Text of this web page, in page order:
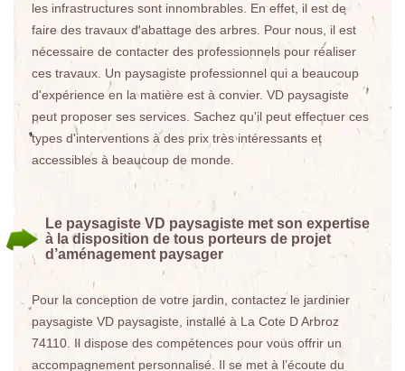
les infrastructures sont innombrables. En effet, il est de
faire des travaux d'abattage des arbres. Pour nous, il est
nécessaire de contacter des professionnels pour réaliser
ces travaux. Un paysagiste professionnel qui a beaucoup
d'expérience en la matière est à convier. VD paysagiste
peut proposer ses services. Sachez qu'il peut effectuer ces
types d'interventions à des prix très intéressants et
accessibles à beaucoup de monde.
Le paysagiste VD paysagiste met son expertise
à la disposition de tous porteurs de projet
d’aménagement paysager
Pour la conception de votre jardin, contactez le jardinier
paysagiste VD paysagiste, installé à La Cote D Arbroz
74110. Il dispose des compétences pour vous offrir un
accompagnement personnalisé. Il se met à l’écoute du